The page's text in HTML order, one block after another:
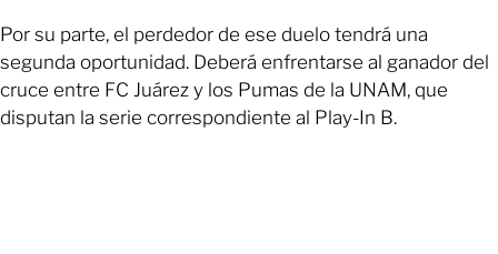
Por su parte, el perdedor de ese duelo tendrá una
segunda oportunidad. Deberá enfrentarse al ganador del
cruce entre FC Juárez y los Pumas de la UNAM, que
disputan la serie correspondiente al Play-In B.